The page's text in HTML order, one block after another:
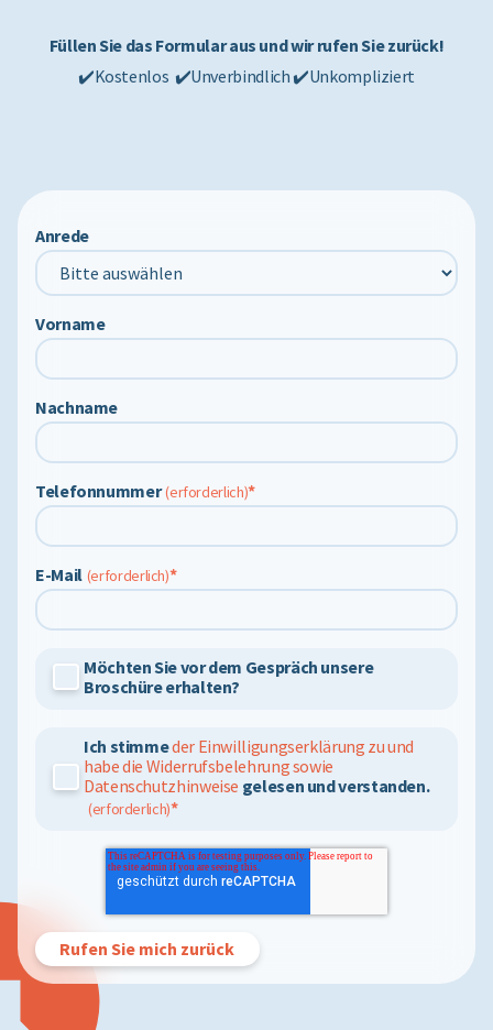
Anrede
Vorname
Nachname
Telefonnummer *
E-Mail *
Möchten Sie vor dem Gespräch unsere
Broschüre erhalten?
Ich stimmeder Einwilligungserklärung zu und
habe die Widerrufsbelehrung sowie
Datenschutzhinweise gelesen und verstanden.
*
Füllen Sie das Formular aus und wir rufen Sie zurück!
✔️Kostenlos ✔️Unverbindlich ✔️Unkompliziert